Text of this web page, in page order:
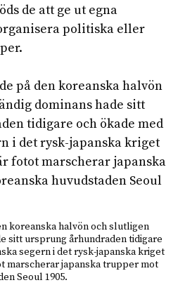
de att ge ut egna
politiska eller
koreanska halvön och slutligen
sitt ursprung århundraden tidigare
segern i det rysk-japanska kriget
marscherar japanska trupper mot
Seoul 1905.